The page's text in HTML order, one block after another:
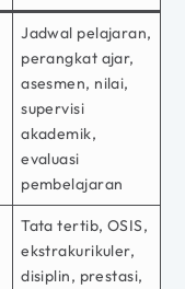
Jadwal pelajaran,
perangkat ajar,
asesmen, nilai,
supervisi
akademik,
evaluasi
pembelajaran
Tata tertib, OSIS,
ekstrakurikuler,
disiplin, prestasi,